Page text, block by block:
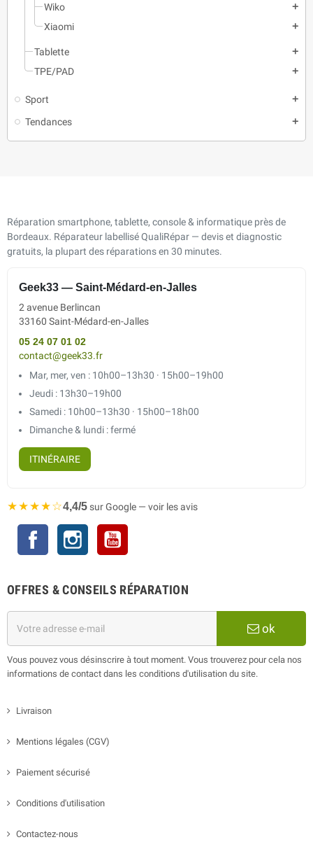
Wiko add
Xiaomi add
Tablette add
TPE/PAD add
Sport add
Tendances add
Réparation smartphone, tablette, console & informatique près de
Bordeaux. Réparateur labellisé QualiRépar — devis et diagnostic
gratuits, la plupart des réparations en 30 minutes.
Geek33 — Saint-Médard-en-Jalles
2 avenue Berlincan
33160 Saint-Médard-en-Jalles
05 24 07 01 02
contact@geek33.fr
Mar, mer, ven : 10h00–13h30 · 15h00–19h00
Jeudi : 13h30–19h00
Samedi : 10h00–13h30 · 15h00–18h00
Dimanche & lundi : fermé
ITINÉRAIRE
★★★★☆4,4/5sur Google — voir les avis
Facebook Instagram
OFFRES & CONSEILS RÉPARATION
ok
Vous pouvez vous désinscrire à tout moment. Vous trouverez pour cela nos
informations de contact dans les conditions d'utilisation du site.
Livraison
Mentions légales (CGV)
Paiement sécurisé
Conditions d'utilisation
Contactez-nous